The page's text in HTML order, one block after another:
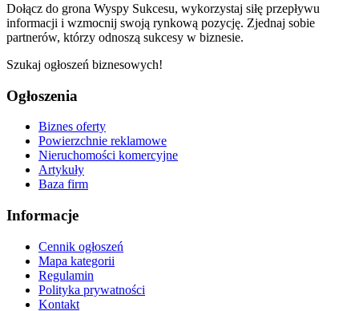
Dołącz do grona Wyspy Sukcesu, wykorzystaj siłę przepływu
informacji i wzmocnij swoją rynkową pozycję. Zjednaj sobie
partnerów, którzy odnoszą sukcesy w biznesie.
Szukaj ogłoszeń biznesowych!
Ogłoszenia
Biznes oferty
Powierzchnie reklamowe
Nieruchomości komercyjne
Artykuły
Baza firm
Informacje
Cennik ogłoszeń
Mapa kategorii
Regulamin
Polityka prywatności
Kontakt